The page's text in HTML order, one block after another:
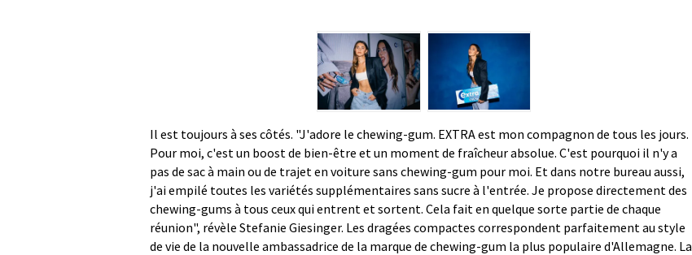
Il est toujours à ses côtés. "J'adore le chewing-gum. EXTRA est mon compagnon de tous les jours.
Pour moi, c'est un boost de bien-être et un moment de fraîcheur absolue. C'est pourquoi il n'y a
pas de sac à main ou de trajet en voiture sans chewing-gum pour moi. Et dans notre bureau aussi,
j'ai empilé toutes les variétés supplémentaires sans sucre à l'entrée. Je propose directement des
chewing-gums à tous ceux qui entrent et sortent. Cela fait en quelque sorte partie de chaque
réunion", révèle Stefanie Giesinger. Les dragées compactes correspondent parfaitement au style
de vie de la nouvelle ambassadrice de la marque de chewing-gum la plus populaire d'Allemagne. La